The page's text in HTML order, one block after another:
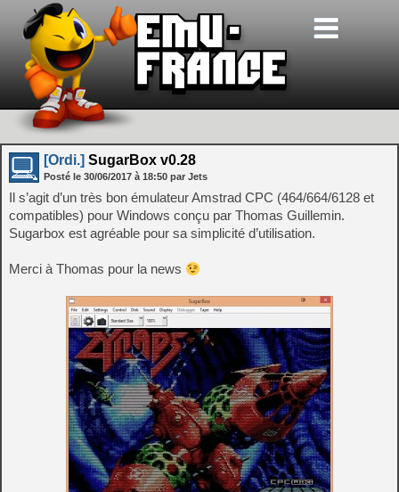
[Ordi.] SugarBox v0.28
Posté le 30/06/2017 à 18:50 par Jets
Il s’agit d’un très bon émulateur Amstrad CPC (464/664/6128 et
compatibles) pour Windows conçu par Thomas Guillemin.
Sugarbox est agréable pour sa simplicité d’utilisation.
Merci à Thomas pour la news